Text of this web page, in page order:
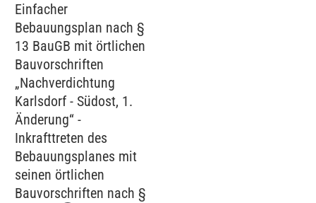
Einfacher
Bebauungsplan nach §
13 BauGB mit örtlichen
Bauvorschriften
„Nachverdichtung
Karlsdorf - Südost, 1.
Änderung“ -
Inkrafttreten des
Bebauungsplanes mit
seinen örtlichen
Bauvorschriften nach §